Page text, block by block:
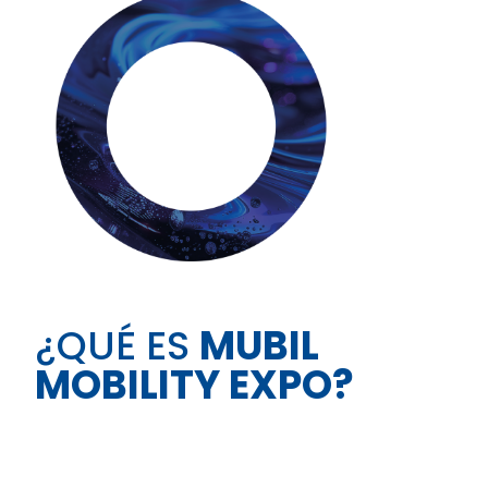
¿QUÉ ES MUBIL
MOBILITY EXPO?